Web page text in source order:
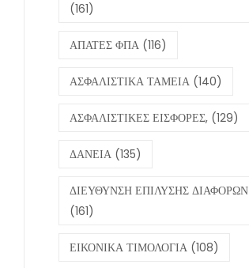
(161)
ΑΠΑΤΕΣ ΦΠΑ (116)
ΑΣΦΑΛΙΣΤΙΚΑ ΤΑΜΕΙΑ (140)
ΑΣΦΑΛΙΣΤΙΚΕΣ ΕΙΣΦΟΡΕΣ, (129)
ΔΑΝΕΙΑ (135)
ΔΙΕΥΘΥΝΣΗ ΕΠΙΛΥΣΗΣ ΔΙΑΦΟΡΩΝ
(161)
ΕΙΚΟΝΙΚΑ ΤΙΜΟΛΟΓΙΑ (108)